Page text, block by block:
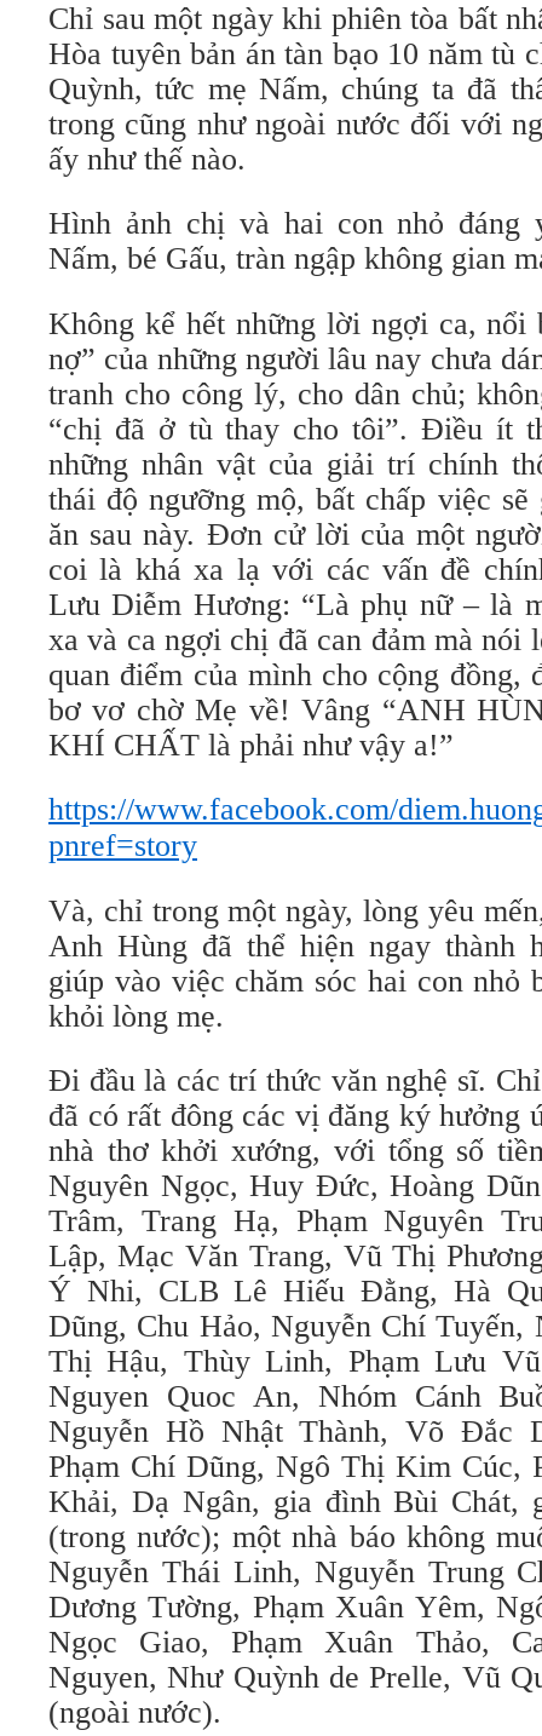
Chỉ sau một ngày khi phiên tòa bất
Hòa tuyên bản án tàn bạo 10 năm tù
Quỳnh, tức mẹ Nấm, chúng ta đã
trong cũng như ngoài nước đối với
ấy như thế nào.
Hình ảnh chị và hai con nhỏ đáng
Nấm, bé Gấu, tràn ngập không gian
Không kể hết những lời ngợi ca, nổi
nợ” của những người lâu nay chưa
tranh cho công lý, cho dân chủ;
“chị đã ở tù thay cho tôi”. Điều ít
những nhân vật của giải trí chính
thái độ ngưỡng mộ, bất chấp việc
ăn sau này. Đơn cử lời của một
coi là khá xa lạ với các vấn đề
Lưu Diễm Hương: “Là phụ nữ – là
xa và ca ngợi chị đã can đảm mà nói
quan điểm của mình cho cộng đồng,
bơ vơ chờ Mẹ về! Vâng “ANH
KHÍ CHẤT là phải như vậy a!”
https://www.facebook.com/
pnref=story
Và, chỉ trong một ngày, lòng yêu
Anh Hùng đã thể hiện ngay thành
giúp vào việc chăm sóc hai con nhỏ
khỏi lòng mẹ.
Đi đầu là các trí thức văn nghệ sĩ.
đã có rất đông các vị đăng ký hưởng
nhà thơ khởi xướng, với tổng số
Nguyên Ngọc, Huy Đức, Hoàng
Trâm, Trang Hạ, Phạm Nguyên
Lập, Mạc Văn Trang, Vũ Thị
Ý Nhi, CLB Lê Hiếu Đằng, Hà
Dũng, Chu Hảo, Nguyễn Chí Tuyến,
Thị Hậu, Thùy Linh, Phạm Lưu
Nguyen Quoc An, Nhóm Cánh
Nguyễn Hồ Nhật Thành, Võ Đắc
Phạm Chí Dũng, Ngô Thị Kim Cúc,
Khải, Dạ Ngân, gia đình Bùi Chát,
(trong nước); một nhà báo không
Nguyễn Thái Linh, Nguyễn Trung
Dương Tường, Phạm Xuân Yêm,
Ngọc Giao, Phạm Xuân Thảo,
Nguyen, Như Quỳnh de Prelle, Vũ
(ngoài nước).